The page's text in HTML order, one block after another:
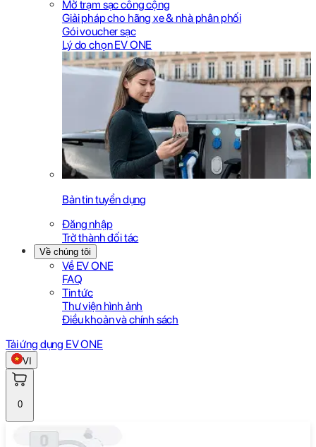
Mở trạm sạc công cộng
Giải pháp cho hãng xe & nhà phân phối
Gói voucher sạc
Lý do chọn EV ONE
Bản tin tuyển dụng
Đăng nhập
Trở thành đối tác
Về chúng tôi
Về EV ONE
FAQ
Tin tức
Thư viện hình ảnh
Điều khoản và chính sách
Tải ứng dụng EV ONE
VI
0